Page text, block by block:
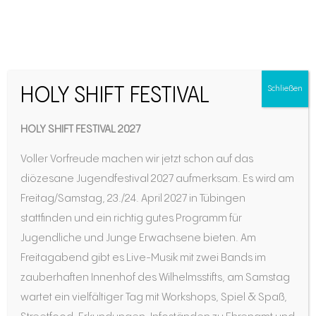
dich in der Jugendarbeit?
– Jugend 2000
Jugendarbeit hat in unserer Diözese viele
HOLY SHIFT FESTIVAL
HOLY SHIFT FESTIVAL 2027
Voller Vorfreude machen wir jetzt schon auf das
diözesane Jugendfestival 2027 aufmerksam. Es wird am
Freitag/Samstag, 23./24. April 2027 in Tübingen
stattfinden und ein richtig gutes Programm für
Jugendliche und Junge Erwachsene bieten. Am
Freitagabend gibt es Live-Musik mit zwei Bands im
zauberhaften Innenhof des Wilhelmsstifts, am Samstag
wartet ein vielfältiger Tag mit Workshops, Spiel & Spaß,
Schließen